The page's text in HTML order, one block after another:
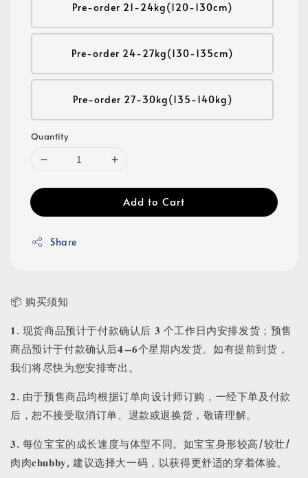
Pre-order 21-24kg(120-130cm)
Pre-order 24-27kg(130-135cm)
Pre-order 27-30kg(135-140kg)
Quantity
Add to Cart
Share
📦 购买须知
𝟏. 现货商品预计于付款确认后 𝟑 个工作日内安排发货；预售
商品预计于付款确认后𝟒–𝟔个星期内发货。如有提前到货，
我们将尽快为您安排寄出。
𝟐. 由于预售商品均根据订单向设计师订购，一经下单及付款
后，恕不接受取消订单、退款或退换货，敬请理解。
𝟑. 每位宝宝的成长速度与体型不同。如宝宝身形较高/较壮/
肉肉𝐜𝐡𝐮𝐛𝐛𝐲, 建议选择大一码，以获得更舒适的穿着体验。